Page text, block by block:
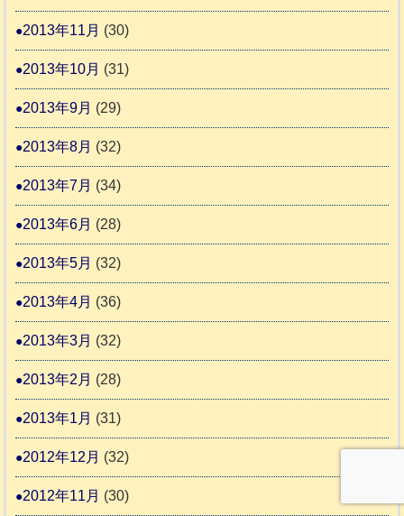
2013年11月 (30)
2013年10月 (31)
2013年9月 (29)
2013年8月 (32)
2013年7月 (34)
2013年6月 (28)
2013年5月 (32)
2013年4月 (36)
2013年3月 (32)
2013年2月 (28)
2013年1月 (31)
2012年12月 (32)
2012年11月 (30)